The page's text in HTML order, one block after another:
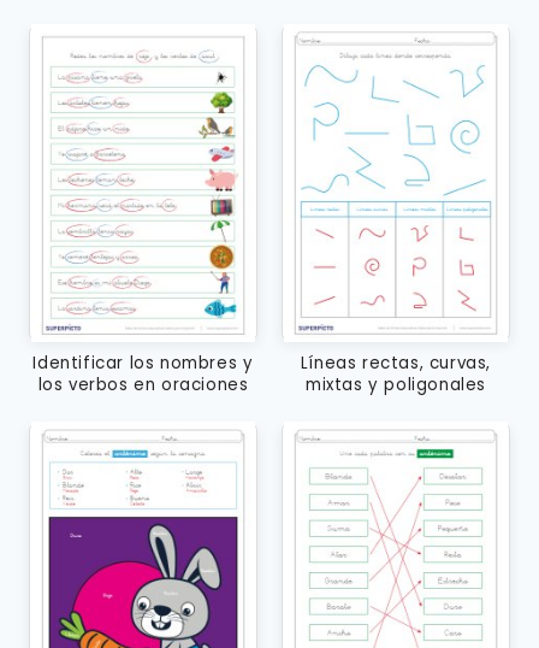
que y menor que
que y menor que
Identificar los nombres y
los verbos en oraciones
Líneas rectas, curvas,
mixtas y poligonales